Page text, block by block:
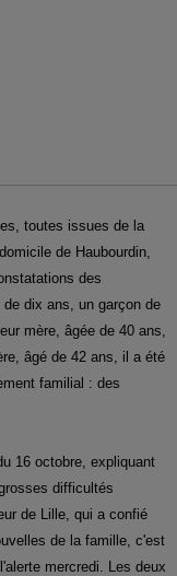
toutes issues de la
de Haubourdin,
des
dix ans, un garçon de
mère, âgée de 40 ans,
âgé de 42 ans, il a été
familial : des
16 octobre, expliquant
difficultés
de Lille, qui a confié
de la famille, c'est
mercredi. Les deux